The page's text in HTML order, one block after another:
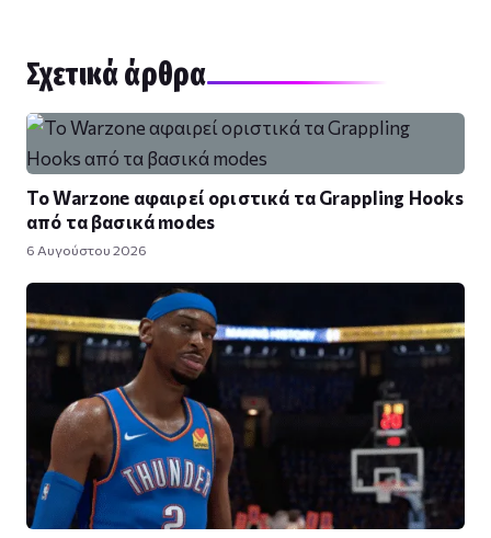
Σχετικά άρθρα
Το Warzone αφαιρεί οριστικά τα Grappling Hooks
από τα βασικά modes
6 Αυγούστου 2026